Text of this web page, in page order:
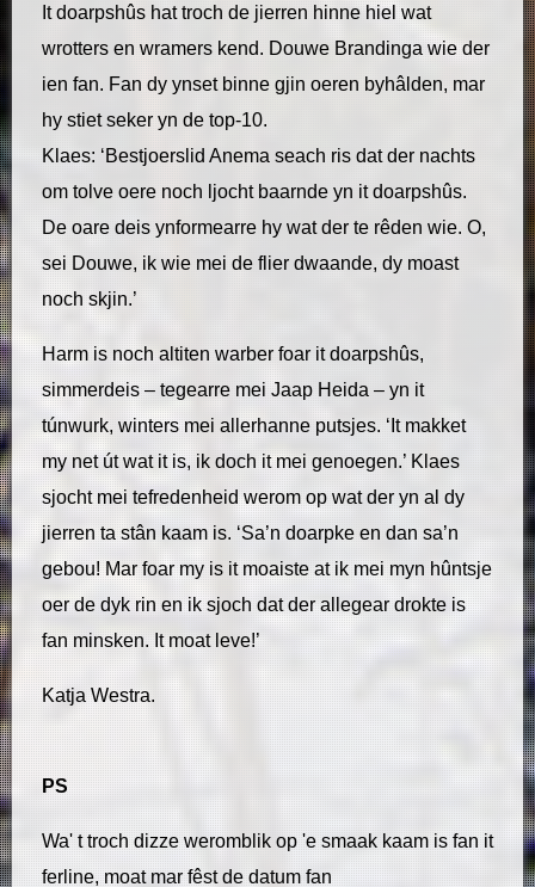
It doarpshûs hat troch de jierren hinne hiel wat
wrotters en wramers kend. Douwe Brandinga wie der
ien fan. Fan dy ynset binne gjin oeren byhâlden, mar
hy stiet seker yn de top-10.
Klaes: ‘Bestjoerslid Anema seach ris dat der nachts
om tolve oere noch ljocht baarnde yn it doarpshûs.
De oare deis ynformearre hy wat der te rêden wie. O,
sei Douwe, ik wie mei de flier dwaande, dy moast
noch skjin.’
Harm is noch altiten warber foar it doarpshûs,
simmerdeis – tegearre mei Jaap Heida – yn it
túnwurk, winters mei allerhanne putsjes. ‘It makket
my net út wat it is, ik doch it mei genoegen.’ Klaes
sjocht mei tefredenheid werom op wat der yn al dy
jierren ta stân kaam is. ‘Sa’n doarpke en dan sa’n
gebou! Mar foar my is it moaiste at ik mei myn hûntsje
oer de dyk rin en ik sjoch dat der allegear drokte is
fan minsken. It moat leve!’
Katja Westra.
PS
Wa' t troch dizze weromblik op 'e smaak kaam is fan it
ferline, moat mar fêst de datum fan